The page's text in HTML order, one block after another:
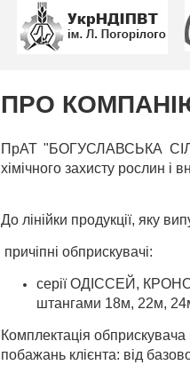
ПРО
ПрАТ "БОГУСЛАВСЬКА
хiмiчного захисту рослин i
До лiнiйки продукцiї, яку
причiпнi обприскувачі:
серії ОДІССЕЙ,
штангами 18м, 22м,
Комплектація
побажань клієнта: від